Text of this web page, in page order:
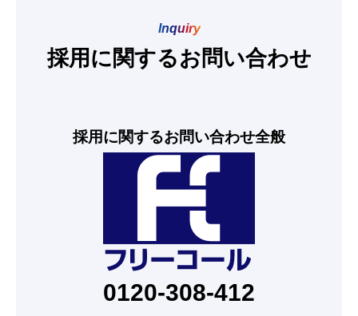
Inquiry
採用に関するお問い合わせ
採用に関するお問い合わせ全般
0120-308-412